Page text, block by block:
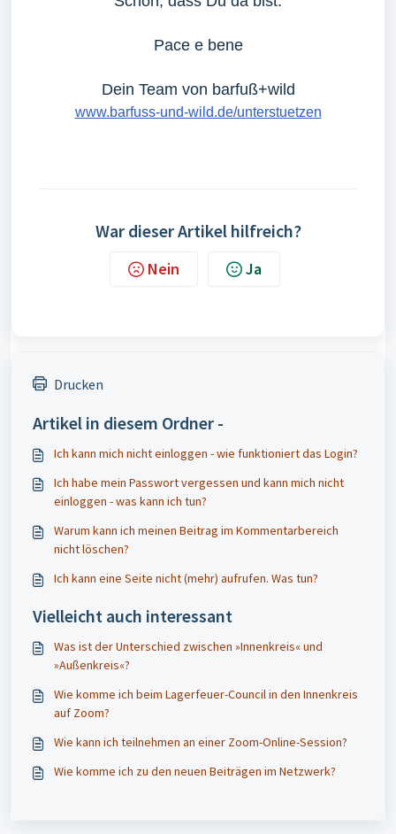
Pace e bene
Dein Team von barfuß+wild
www.barfuss-und-wild.de/unterstuetzen
War dieser Artikel hilfreich?
Nein Ja
Drucken
Artikel in diesem Ordner -
Ich kann mich nicht einloggen - wie funktioniert das Login?
Ich habe mein Passwort vergessen und kann mich nicht
einloggen - was kann ich tun?
Warum kann ich meinen Beitrag im Kommentarbereich
nicht löschen?
Ich kann eine Seite nicht (mehr) aufrufen. Was tun?
Vielleicht auch interessant
Was ist der Unterschied zwischen »Innenkreis« und
»Außenkreis«?
Wie komme ich beim Lagerfeuer-Council in den Innenkreis
auf Zoom?
Wie kann ich teilnehmen an einer Zoom-Online-Session?
Wie komme ich zu den neuen Beiträgen im Netzwerk?